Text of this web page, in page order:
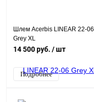
Шлем Acerbis LINEAR 22-06
Grey XL
14 500 руб. / шт
Подробнее